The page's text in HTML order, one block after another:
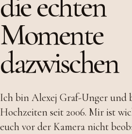
Momente
dazwischen
Ich bin Alexej Graf-Unger und
Hochzeiten seit 2006. Mir ist
euch vor der Kamera nicht